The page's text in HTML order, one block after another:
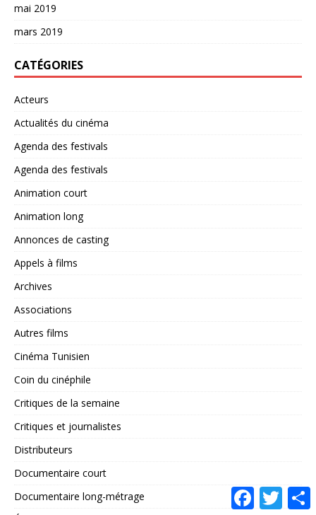
mai 2019
mars 2019
CATÉGORIES
Acteurs
Actualités du cinéma
Agenda des festivals
Agenda des festivals
Animation court
Animation long
Annonces de casting
Appels à films
Archives
Associations
Autres films
Cinéma Tunisien
Coin du cinéphile
Critiques de la semaine
Critiques et journalistes
Distributeurs
Documentaire court
Documentaire long-métrage
T